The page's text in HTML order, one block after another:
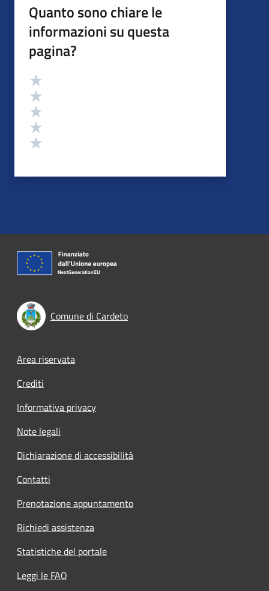
Quanto sono chiare le
informazioni su questa
pagina?
Valutazione
Comune di Cardeto
Footer menu
Area riservata
Crediti
Informativa privacy
Note legali
Dichiarazione di accessibilità
Contatti
Prenotazione appuntamento
Richiedi assistenza
Statistiche del portale
Leggi le FAQ